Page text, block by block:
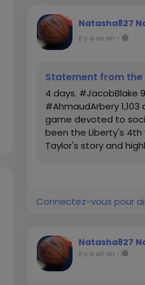
Natasha827
il y a un an -
Statement from the
4 days. #JacobBlake
#AhmaudArbery
game devoted to
been the Liberty's 4th
Taylor's story and
Connectez-vous pour
Natasha827
il y a un an -